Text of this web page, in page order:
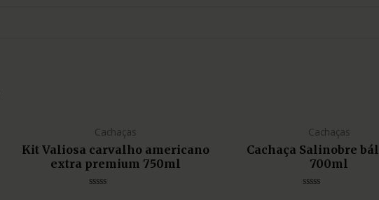
Cachaças
Kit Valiosa carvalho americano
extra premium 750ml
Cachaças
Cachaça Salinobre
700ml